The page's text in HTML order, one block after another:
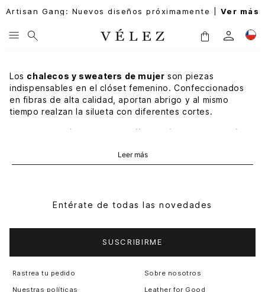
Artisan Gang: Nuevos diseños próximamente | Ver más
Los chalecos y sweaters de mujer son piezas
indispensables en el clóset femenino. Confeccionados
en fibras de alta calidad, aportan abrigo y al mismo
tiempo realzan la silueta con diferentes cortes.
Descubre aquí un chaleco tejido mujer
de inspiración
práctico, ideal para acompañar jeans, faldas o
mientras que los de textura gruesa se adaptan mejor a
jornadas casuales y momentos de descanso.
Chalecos y sweaters de moda para mujer
Leer más
Entérate de todas las novedades
SUSCRIBIRME
Rastrea tu pedido
Nuestras políticas
Sobre nosotros
Leather for Good